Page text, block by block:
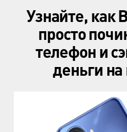
м. Пр.
пр.
м. Ул.
пр.
пр.
м.
Узнайте, как
просто
телефон и
деньги